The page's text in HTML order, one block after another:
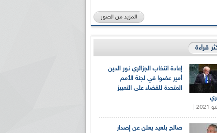
المزيد من الصور
قراءة
إعادة انتخاب الجزائري نور الدين
أمير عضوا في لجنة الأمم
المتحدة للقضاء على التمييز
صالح بلعيد يعلن عن إصدار